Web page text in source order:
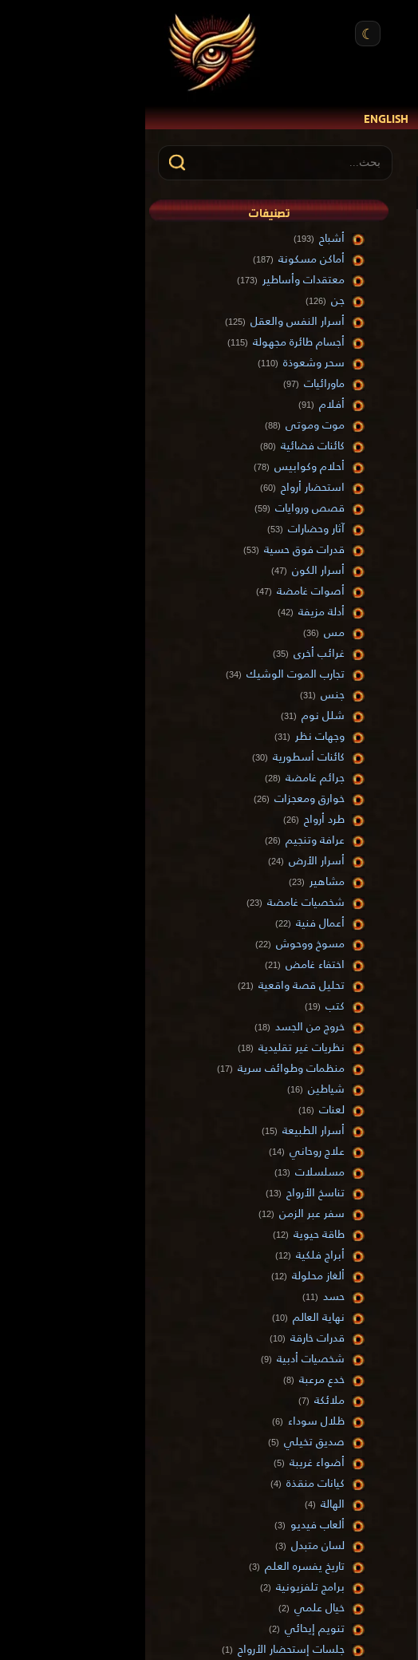
☾
ENGLISH
تصنيفات
أشباح (193)
أماكن مسكونة (187)
معتقدات وأساطير (173)
جن (126)
أسرار النفس والعقل (125)
أجسام طائرة مجهولة (115)
سحر وشعوذة (110)
ماورائيات (97)
أفلام (91)
موت وموتى (88)
كائنات فضائية (80)
أحلام وكوابيس (78)
استحضار أرواح (60)
قصص وروايات (59)
آثار وحضارات (53)
قدرات فوق حسية (53)
أسرار الكون (47)
أصوات غامضة (47)
أدلة مزيفة (42)
مس (36)
غرائب أخرى (35)
تجارب الموت الوشيك (34)
جنس (31)
شلل نوم (31)
وجهات نظر (31)
كائنات أسطورية (30)
جرائم غامضة (28)
خوارق ومعجزات (26)
طرد أرواح (26)
عرافة وتنجيم (26)
أسرار الأرض (24)
مشاهير (23)
شخصيات غامضة (23)
أعمال فنية (22)
مسوخ ووحوش (22)
اختفاء غامض (21)
تحليل قصة واقعية (21)
كتب (19)
خروج من الجسد (18)
نظريات غير تقليدية (18)
منظمات وطوائف سرية (17)
شياطين (16)
لعنات (16)
أسرار الطبيعة (15)
علاج روحاني (14)
مسلسلات (13)
تناسخ الأرواح (13)
سفر عبر الزمن (12)
طاقة حيوية (12)
أبراج فلكية (12)
ألغاز محلولة (12)
حسد (11)
نهاية العالم (10)
قدرات خارقة (10)
شخصيات أدبية (9)
خدع مرعبة (8)
ملائكة (7)
ظلال سوداء (6)
صديق تخيلي (5)
أضواء غريبة (5)
كيانات منقذة (4)
الهالة (4)
ألعاب فيديو (3)
لسان متبدل (3)
تاريخ يفسره العلم (3)
برامج تلفزيونية (2)
خيال علمي (2)
تنويم إيحائي (2)
جلسات إستحضار الأرواح (1)